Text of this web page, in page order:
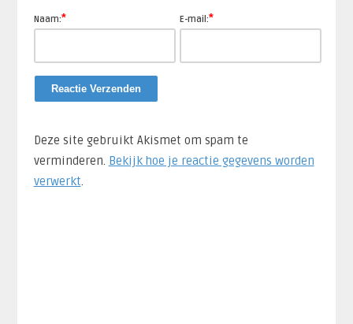
Naam:* E-mail:*
Deze site gebruikt Akismet om spam te
verminderen. Bekijk hoe je reactie gegevens worden
verwerkt.